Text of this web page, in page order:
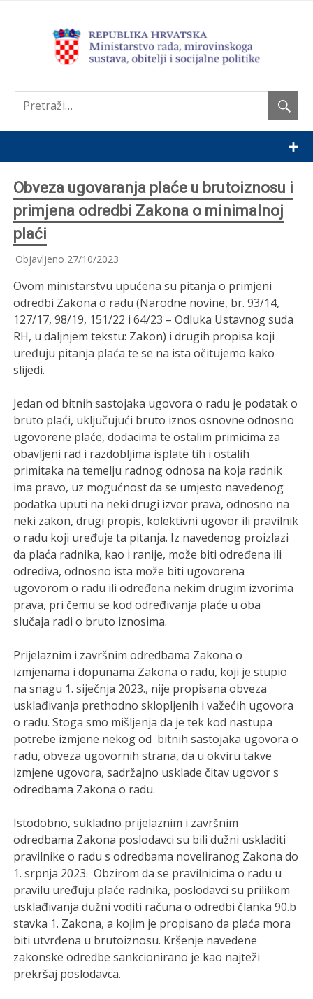
Obveza ugovaranja plaće u brutoiznosu i
primjena odredbi Zakona o minimalnoj
plaći
Objavljeno 27/10/2023
Ovom ministarstvu upućena su pitanja o primjeni
odredbi Zakona o radu (Narodne novine, br. 93/14,
127/17, 98/19, 151/22 i 64/23 – Odluka Ustavnog suda
RH, u daljnjem tekstu: Zakon) i drugih propisa koji
uređuju pitanja plaća te se na ista očitujemo kako
slijedi.
Jedan od bitnih sastojaka ugovora o radu je podatak o
bruto plaći, uključujući bruto iznos osnovne odnosno
ugovorene plaće, dodacima te ostalim primicima za
obavljeni rad i razdobljima isplate tih i ostalih
primitaka na temelju radnog odnosa na koja radnik
ima pravo, uz mogućnost da se umjesto navedenog
podatka uputi na neki drugi izvor prava, odnosno na
neki zakon, drugi propis, kolektivni ugovor ili pravilnik
o radu koji uređuje ta pitanja. Iz navedenog proizlazi
da plaća radnika, kao i ranije, može biti određena ili
odrediva, odnosno ista može biti ugovorena
ugovorom o radu ili određena nekim drugim izvorima
prava, pri čemu se kod određivanja plaće u oba
slučaja radi o bruto iznosima.
Prijelaznim i završnim odredbama Zakona o
izmjenama i dopunama Zakona o radu, koji je stupio
na snagu 1. siječnja 2023., nije propisana obveza
usklađivanja prethodno sklopljenih i važećih ugovora
o radu. Stoga smo mišljenja da je tek kod nastupa
potrebe izmjene nekog od bitnih sastojaka ugovora o
radu, obveza ugovornih strana, da u okviru takve
izmjene ugovora, sadržajno usklade čitav ugovor s
odredbama Zakona o radu.
Istodobno, sukladno prijelaznim i završnim
odredbama Zakona poslodavci su bili dužni uskladiti
pravilnike o radu s odredbama noveliranog Zakona do
1. srpnja 2023. Obzirom da se pravilnicima o radu u
pravilu uređuju plaće radnika, poslodavci su prilikom
usklađivanja dužni voditi računa o odredbi članka 90.b
stavka 1. Zakona, a kojim je propisano da plaća mora
biti utvrđena u brutoiznosu. Kršenje navedene
zakonske odredbe sankcionirano je kao najteži
prekršaj poslodavca.